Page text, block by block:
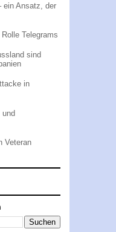
ein Ansatz, der
Telegrams
sind
in
und
Veteran